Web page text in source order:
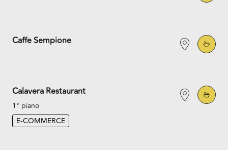
Caffe Sempione
Calavera Restaurant
1° piano
E-COMMERCE